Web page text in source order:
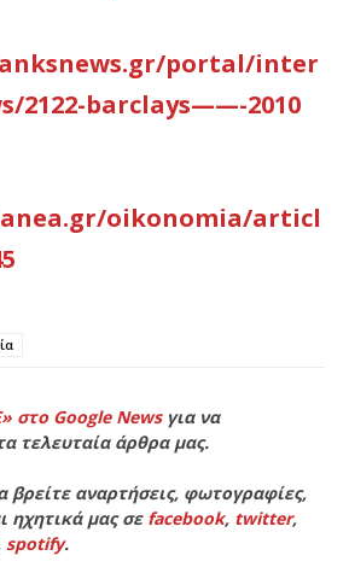
portal/inter
2122-barclays——-2010
oikonomia/articl
στο Google Newsγια να
τελευταία άρθρα μας.
βρείτε αναρτήσεις, φωτογραφίες,
ηχητικά μας σε facebook, twitter,
spotify.